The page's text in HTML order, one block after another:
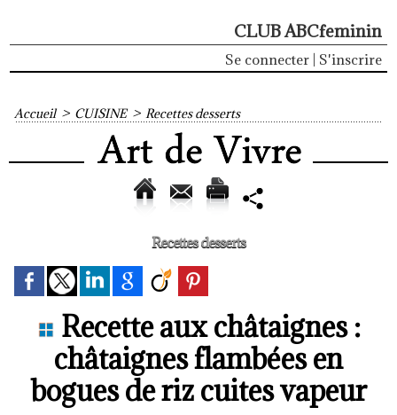
CLUB ABCfeminin
Se connecter S'inscrire
Accueil > CUISINE > Recettes desserts
Recettes desserts
Recette aux châtaignes :
châtaignes flambées en
bogues de riz cuites vapeur